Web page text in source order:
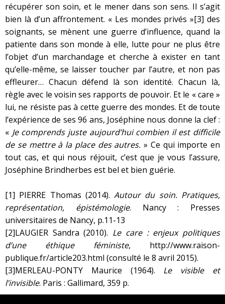
récupérer son soin, et le mener dans son sens. Il s’agit
bien là d’un affrontement. « Les mondes privés »[3] des
soignants, se mènent une guerre d’influence, quand la
patiente dans son monde à elle, lutte pour ne plus être
l’objet d’un marchandage et cherche à exister en tant
qu’elle-même, se laisser toucher par l’autre, et non pas
effleurer… Chacun défend là son identité. Chacun là,
règle avec le voisin ses rapports de pouvoir. Et le « care »
lui, ne résiste pas à cette guerre des mondes. Et de toute
l’expérience de ses 96 ans, Joséphine nous donne la clef :
« Je comprends juste aujourd’hui combien il est difficile
de se mettre à la place des autres. » Ce qui importe en
tout cas, et qui nous réjouit, c’est que je vous l’assure,
Joséphine Brindherbes est bel et bien guérie.
[1] PIERRE Thomas (2014).Autour du soin. Pratiques,
représentation, épistémologie. Nancy : Presses
universitaires de Nancy, p.11-13
[2]LAUGIER Sandra (2010). Le care : enjeux politiques
d’une éthique féministe, http://www.raison-
publique.fr/article203.html (consulté le 8 avril 2015).
[3]MERLEAU-PONTY Maurice (1964). Le visible et
l’invisible. Paris : Gallimard, 359 p.